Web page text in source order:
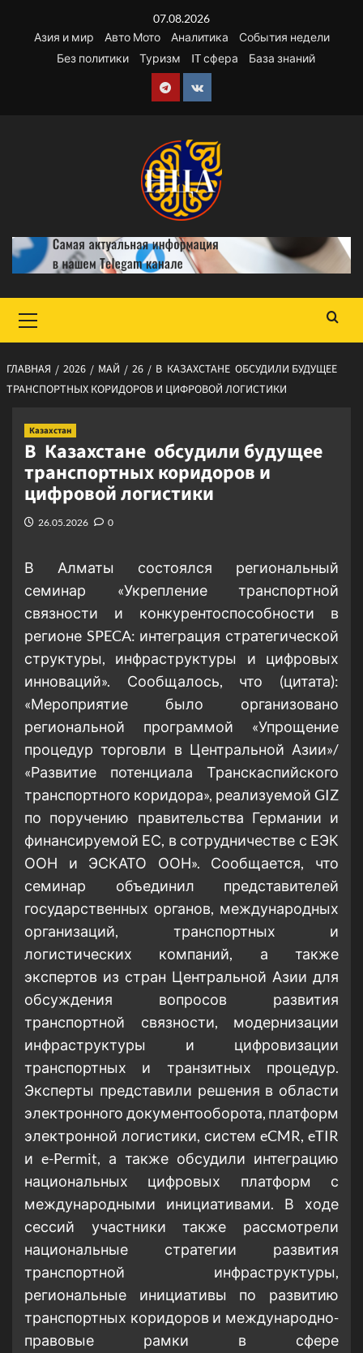
содержимому
07.08.2026
Азия и мир
Авто Мото Аналитика
События недели
Без политики
Туризм IT сфера База знаний
Telegram
VK
меню
ГЛАВНАЯ 2026 МАЙ 26
В КАЗАХСТАНЕ ОБСУДИЛИ БУДУЩЕЕ
ТРАНСПОРТНЫХ КОРИДОРОВ И ЦИФРОВОЙ ЛОГИСТИКИ
Казахстан
В Казахстане обсудили будущее
транспортных коридоров и
цифровой логистики
26.05.2026 0
В Алматы состоялся региональный
семинар «Укрепление транспортной
связности и конкурентоспособности в
регионе SPECA: интеграция стратегической
структуры, инфраструктуры и цифровых
инноваций». Сообщалось, что (цитата):
«Мероприятие было организовано
региональной программой «Упрощение
процедур торговли в Центральной Азии»/
«Развитие потенциала Транскаспийского
транспортного коридора», реализуемой GIZ
по поручению правительства Германии и
финансируемой ЕС, в сотрудничестве с ЕЭК
ООН и ЭСКАТО ООН». Сообщается, что
семинар объединил представителей
государственных органов, международных
организаций, транспортных и
логистических компаний, а также
экспертов из стран Центральной Азии для
обсуждения вопросов развития
транспортной связности, модернизации
инфраструктуры и цифровизации
транспортных и транзитных процедур.
Эксперты представили решения в области
электронного документооборота, платформ
электронной логистики, систем eCMR, eTIR
и e-Permit, а также обсудили интеграцию
национальных цифровых платформ с
международными инициативами. В ходе
сессий участники также рассмотрели
национальные стратегии развития
транспортной инфраструктуры,
региональные инициативы по развитию
транспортных коридоров и международно-
правовые рамки в сфере